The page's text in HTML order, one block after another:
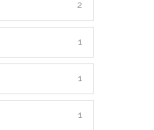
2
1
1
1